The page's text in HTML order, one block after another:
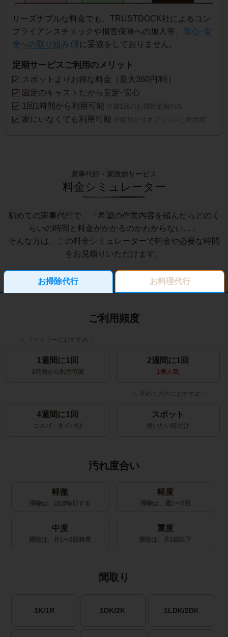
リーズナブルな料金でも、TRUSTDOCK社によるコン
プライアンスチェックや損害保険への加入等、 安心･安
全への取り組み
に妥協をしておりません。
定期サービスご利用のメリット
スポットよりお得な料金（最大360円/時）
固定のキャストだから安定･安心
1回1時間から利用可能 ※週1回のお掃除定期のみ
家にいなくても利用可能 ※鍵預かりオプションご利用時
家事代行・家政婦サービス
料金シミュレーター
初めての家事代行で、「希望の作業内容を頼んだらどのく
らいの時間と料金がかかるのかわからない…」
そんな方は、この料金シミュレーターで料金や必要な時間
をお見積りいただけます。
お掃除代行 お料理代行
ご利用頻度
1週間に1回
1時間から利用可能
2週間に1回
1番人気
4週間に1回
コスパ・タイパ◎
スポット
使いたい時だけ
汚れ度合い
軽微
掃除は、ほぼ毎日する
軽度
掃除は、週1〜2回
中度
掃除は、月1〜2回程度
重度
掃除は、月1回以下
間取り
1K/1R 1DK/2K 1LDK/2DK